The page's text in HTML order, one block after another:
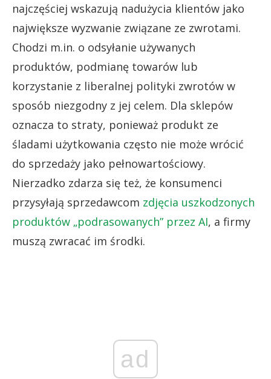
najczęściej wskazują nadużycia klientów jako
największe wyzwanie związane ze zwrotami.
Chodzi m.in. o odsyłanie używanych
produktów, podmianę towarów lub
korzystanie z liberalnej polityki zwrotów w
sposób niezgodny z jej celem. Dla sklepów
oznacza to straty, ponieważ produkt ze
śladami użytkowania często nie może wrócić
do sprzedaży jako pełnowartościowy.
Nierzadko zdarza się też, że konsumenci
przysyłają sprzedawcom zdjęcia uszkodzonych
produktów „podrasowanych” przez AI, a firmy
muszą zwracać im środki.
ad